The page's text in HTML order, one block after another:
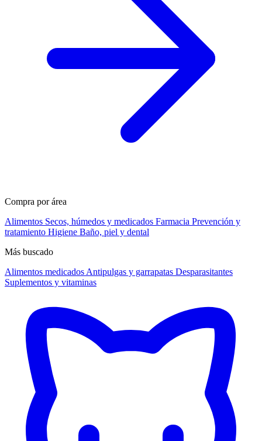
Compra por área
Alimentos Secos, húmedos y medicados Farmacia Prevención y
tratamiento Higiene Baño, piel y dental
Más buscado
Alimentos medicados Antipulgas y garrapatas Desparasitantes
Suplementos y vitaminas